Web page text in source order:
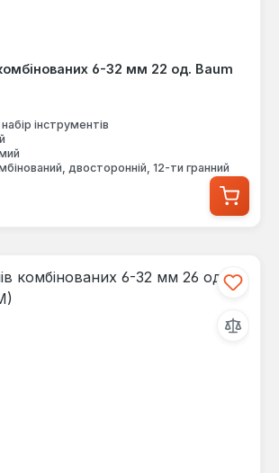
6-32 мм 22 од. Baum
набір інструментів
двосторонній, 12-ти гранний